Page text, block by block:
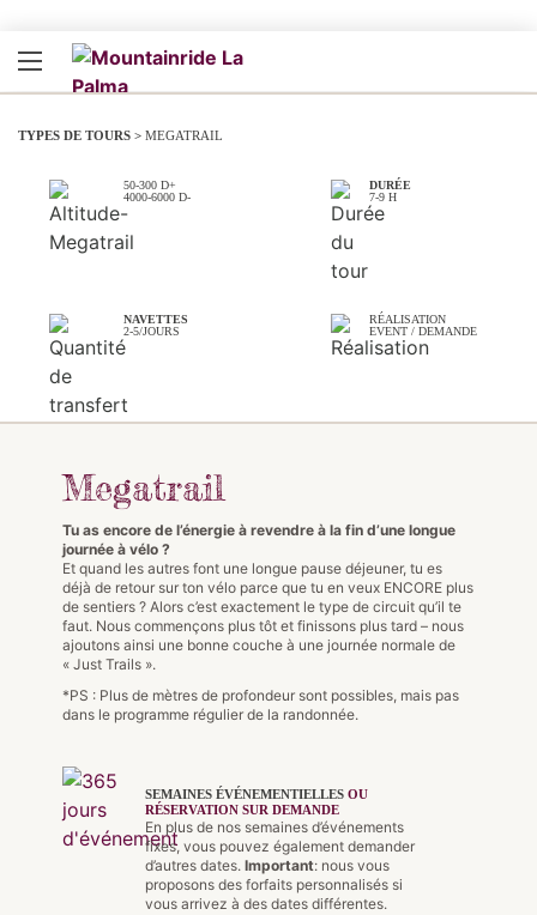
TYPES DE TOURS > MEGATRAIL
50-300 D+
4000-6000 D-
DURÉE
7-9 H
NAVETTES
2-5/JOURS
RÉALISATION
EVENT / DEMANDE
Megatrail
Tu as encore de l’énergie à revendre à la fin d’une longue
journée à vélo ?
Et quand les autres font une longue pause déjeuner, tu es
déjà de retour sur ton vélo parce que tu en veux ENCORE plus
de sentiers ? Alors c’est exactement le type de circuit qu’il te
faut. Nous commençons plus tôt et finissons plus tard – nous
ajoutons ainsi une bonne couche à une journée normale de
« Just Trails ».
*PS : Plus de mètres de profondeur sont possibles, mais pas
dans le programme régulier de la randonnée.
SEMAINES ÉVÉNEMENTIELLESOU
RÉSERVATION SUR DEMANDE
En plus de nos semaines d’événements
fixes, vous pouvez également demander
d’autres dates. Important: nous vous
proposons des forfaits personnalisés si
vous arrivez à des dates différentes.